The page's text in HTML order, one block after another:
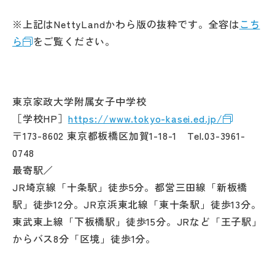
※上記はNettyLandかわら版の抜粋です。全容はこち
ら
をご覧ください。
東京家政大学附属女子中学校
［学校HP］ https://www.tokyo-kasei.ed.jp/
〒173-8602 東京都板橋区加賀1-18-1 Tel.03-3961-
0748
最寄駅／
JR埼京線「十条駅」徒歩5分。都営三田線「新板橋
駅」徒歩12分。JR京浜東北線「東十条駅」徒歩13分。
東武東上線「下板橋駅」徒歩15分。JRなど「王子駅」
からバス8分「区境」徒歩1分。